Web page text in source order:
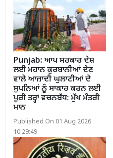
Punjab: ਆਪ ਸਰਕਾਰ ਦੇਸ਼
ਲਈ ਮਹਾਨ ਕੁਰਬਾਨੀਆਂ ਦੇਣ
ਵਾਲੇ ਆਜ਼ਾਦੀ ਘੁਲਾਟੀਆਂ ਦੇ
ਸੁਪਨਿਆਂ ਨੂੰ ਸਾਕਾਰ ਕਰਨ ਲਈ
ਪੂਰੀ ਤਰ੍ਹਾਂ ਵਚਨਬੱਧ: ਮੁੱਖ ਮੰਤਰੀ
ਮਾਨ
Published On 01 Aug 2026
10:29:49